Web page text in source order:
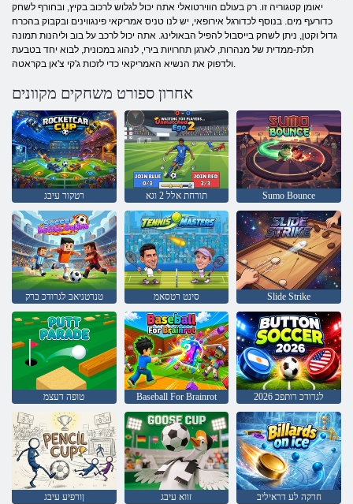
יאומן קטגוריה זו. רק בעולם הווירטואלי אתה יכול לגלוש לרכוב בקיץ, ובחורף לשחק
כדורעף מים. בנוסף לכדורגל אירופאי, יש לנו טניס אמריקאי פינגווינים ובקבוק בהכרח
גדול וקטן, ניתן לשחק בייסבול להפיל הבאולינג. אתה יכול לרכב על בוב וליהנות תמונה
תלת-ממדית של מנהרות, לארגן תחרויות בירי, לנהוג במכונית, לבוא יחד בטבעת
אחרון ספורט משחקים מקוונים
רטקור עיבג תורחת אלל 2 וגא Sumo Bounce
טנרטניאב לגרודכ ברק סינט רטסאמ Slide Strike
טופה דעצמ Baseball For Brainrot 2026 לגרודכ רותפכ
ןורפיע עיבג זווא עיבג חרקה לע דראיליב